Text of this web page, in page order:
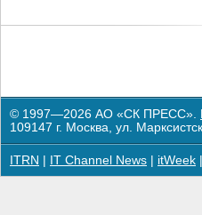
© 1997—2026 АО «СК ПРЕСС».
109147 г. Москва, ул.
ITRN IT Channel News itWeek